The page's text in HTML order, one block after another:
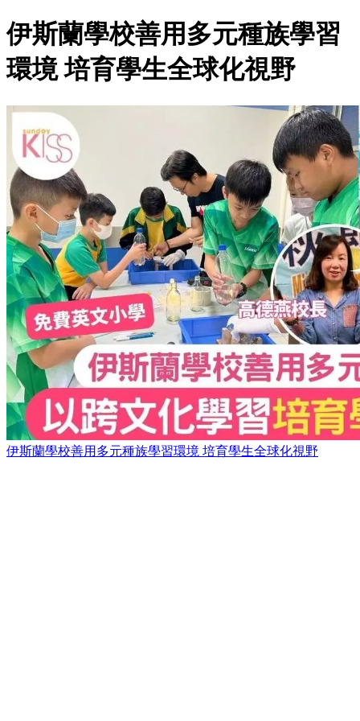
伊斯蘭學校善用多元種族學習
環境 培育學生全球化視野
伊斯蘭學校善用多元種族學習環境 培育學生全球化視野